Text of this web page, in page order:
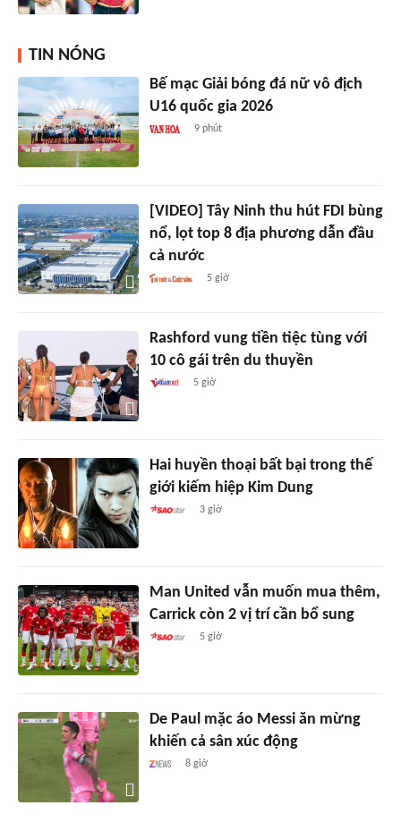
TIN NÓNG
Bế mạc Giải bóng đá nữ vô địch
U16 quốc gia 2026
9 phút
[VIDEO] Tây Ninh thu hút FDI bùng
nổ, lọt top 8 địa phương dẫn đầu
cả nước
5 giờ
Rashford vung tiền tiệc tùng với
10 cô gái trên du thuyền
5 giờ
Hai huyền thoại bất bại trong thế
giới kiếm hiệp Kim Dung
3 giờ
Man United vẫn muốn mua thêm,
Carrick còn 2 vị trí cần bổ sung
5 giờ
De Paul mặc áo Messi ăn mừng
khiến cả sân xúc động
8 giờ